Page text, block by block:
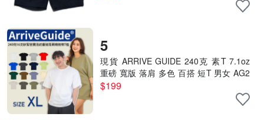
5
現貨 ARRIVE GUIDE 240克 素T 7.1oz
重磅 寬版 落肩 多色 百搭 短T 男女 AG2
4000- XL號賣場
$199